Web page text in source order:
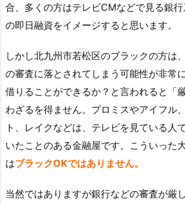
合、多くの方はテレビCMなどで見る銀
の即日融資をイメージすると思います。
しかし北九州市若松区のブラックの方は
の審査に落とされてしまう可能性が非常
借りることができるか？と言われると「
わざるを得ません。プロミスやアイフル
ト、レイクなどは、テレビを見ている人
いたことのある金融屋です。こういった
はブラックOKではありません。
当然ではありますが銀行などの審査が厳